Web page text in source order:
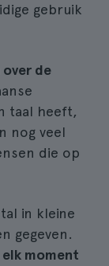
gebruik
de
taal heeft,
nog veel
die op
in kleine
gegeven.
elk moment